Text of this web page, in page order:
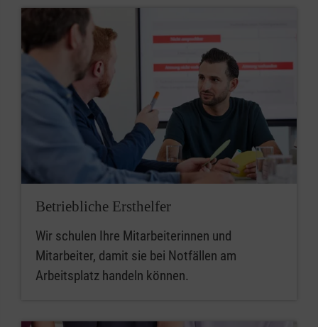
Betriebliche Ersthelfer
Wir schulen Ihre Mitarbeiterinnen und
Mitarbeiter, damit sie bei Notfällen am
Arbeitsplatz handeln können.